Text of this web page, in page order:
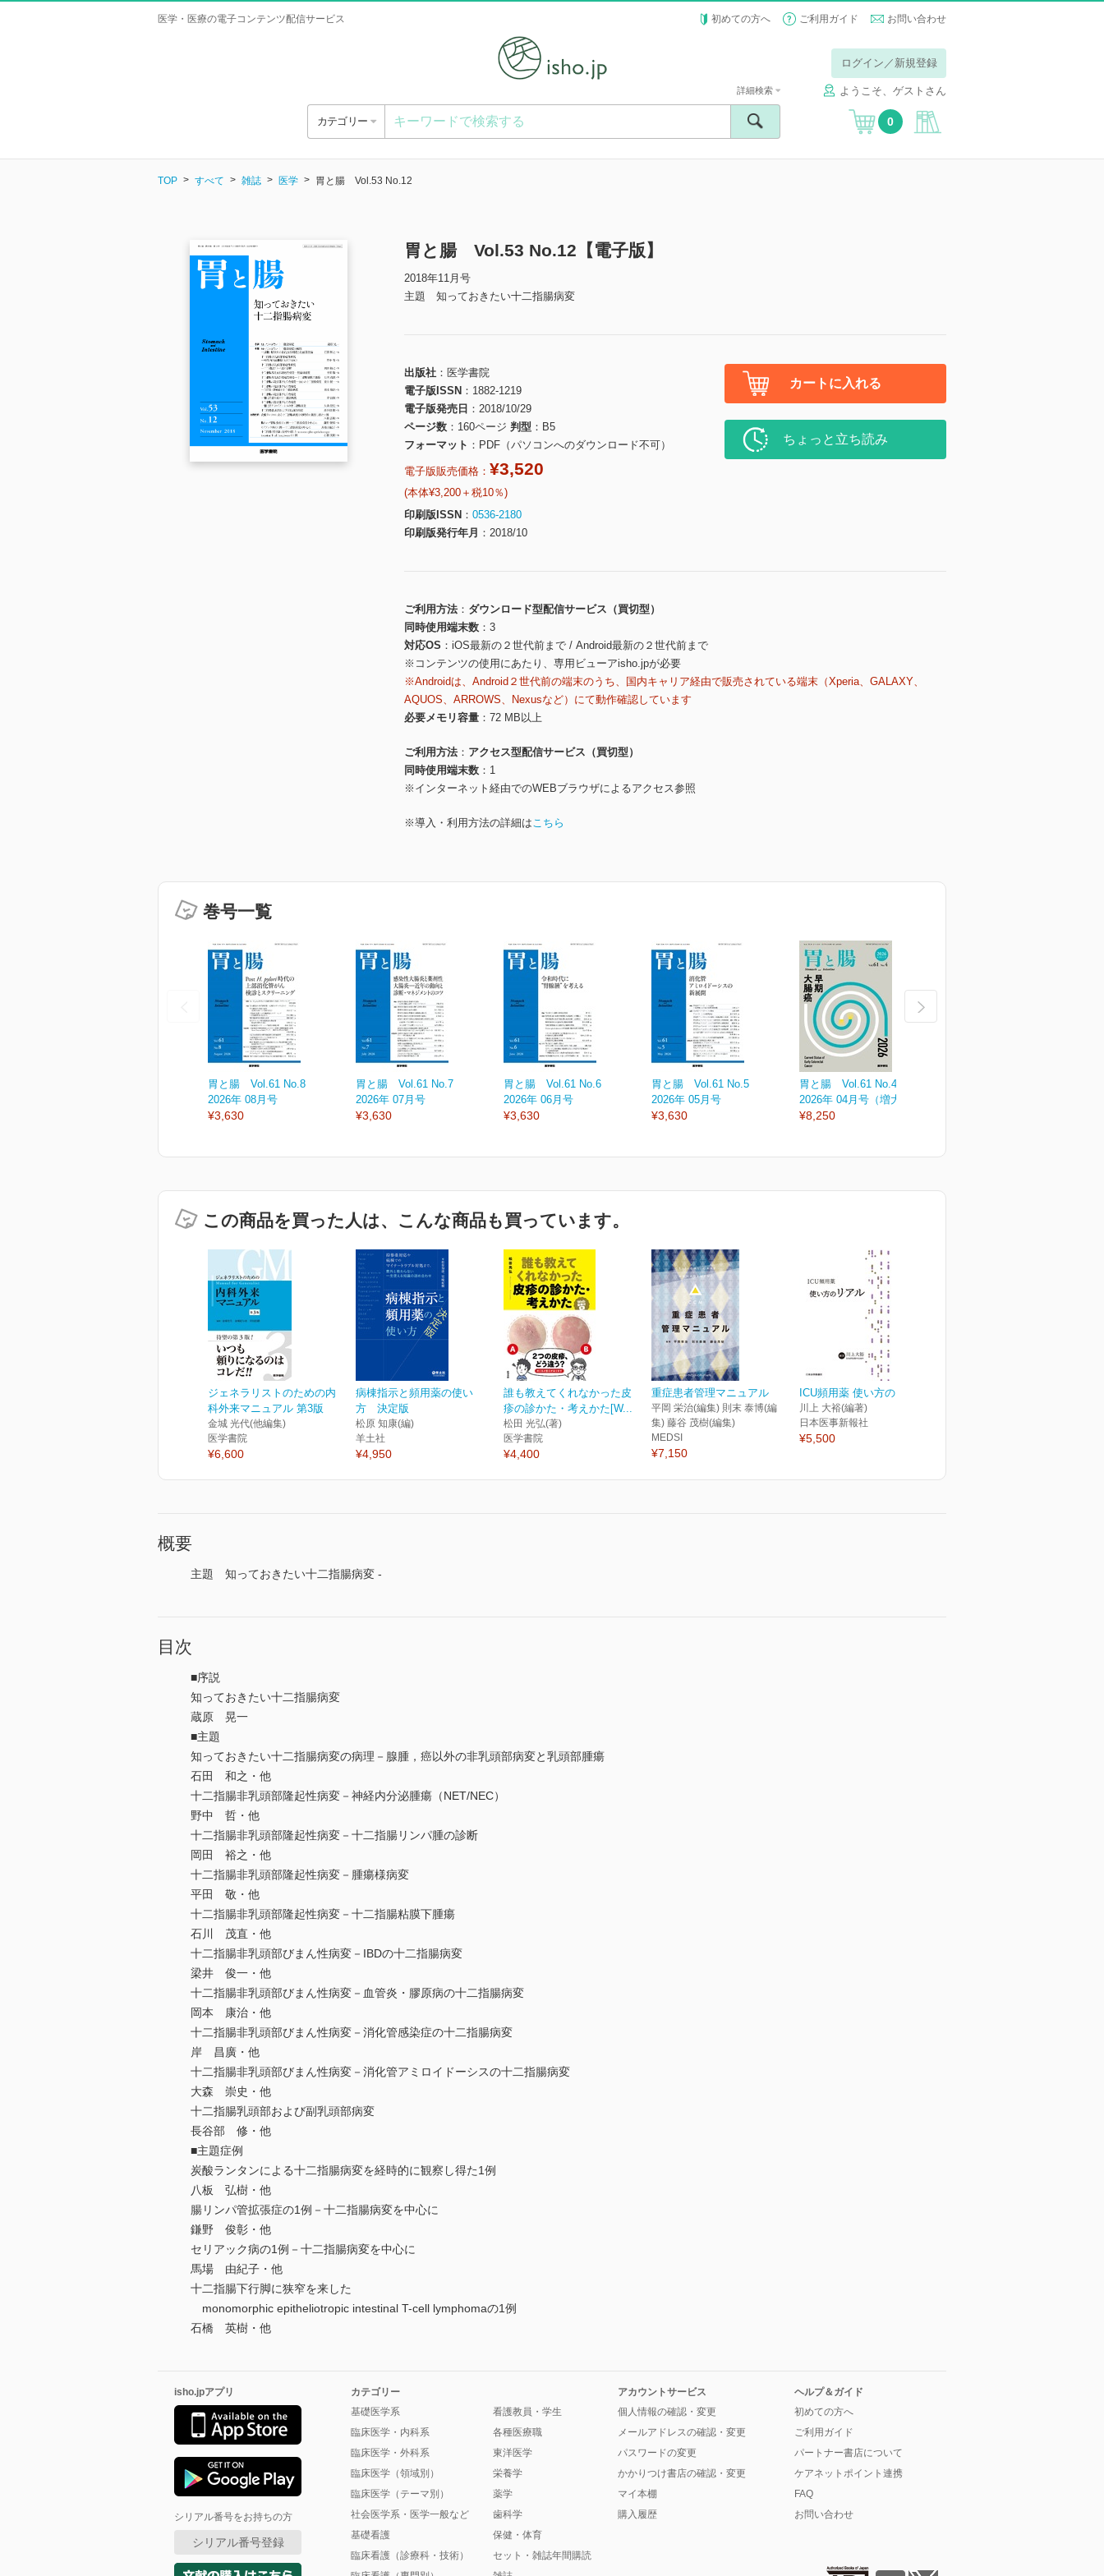
医学・医療の電子コンテンツ配信サービス 初めての方へ ご利用ガイド お問い合わせ
ログイン／新規登録
ようこそ、ゲストさん
カテゴリー
詳細検索
0
TOP すべて 雑誌 医学 胃と腸 Vol.53 No.12
胃と腸 Vol.53 No.12【電子版】
2018年11月号
主題 知っておきたい十二指腸病変
出版社
医学書院
電子版ISSN
1882-1219
電子版発売日
2018/10/29
ページ数
160ページ 判型
B5
フォーマット
PDF（パソコンへのダウンロード不可）
電子版販売価格： ¥3,520
(本体¥3,200＋税10％)
印刷版ISSN
0536-2180
印刷版発行年月
2018/10
カートに入れる
ちょっと立ち読み
ご利用方法
ダウンロード型配信サービス（買切型）
同時使用端末数
3
対応OS
iOS最新の２世代前まで / Android最新の２世代前まで
※コンテンツの使用にあたり、専用ビューアisho.jpが必要
※Androidは、Android２世代前の端末のうち、国内キャリア経由で販売されている端末（Xperia、GALAXY、
AQUOS、ARROWS、Nexusなど）にて動作確認しています
必要メモリ容量
72 MB以上
ご利用方法
アクセス型配信サービス（買切型）
同時使用端末数
1
※インターネット経由でのWEBブラウザによるアクセス参照
※導入・利用方法の詳細はこちら
巻号一覧
胃と腸 Vol.61 No.8
2026年 08月号
¥3,630
胃と腸 Vol.61 No.7
2026年 07月号
¥3,630
胃と腸 Vol.61 No.6
2026年 06月号
¥3,630
胃と腸 Vol.61 No.5
2026年 05月号
¥3,630
胃と腸 Vol.61 No.4
2026年 04月号（増大号）
¥8,250
この商品を買った人は、こんな商品も買っています。
ジェネラリストのための内
科外来マニュアル 第3版
金城 光代(他編集)
医学書院
¥6,600
病棟指示と頻用薬の使い
方 決定版
松原 知康(編)
羊土社
¥4,950
誰も教えてくれなかった皮
疹の診かた・考えかた[W...
松田 光弘(著)
医学書院
¥4,400
重症患者管理マニュアル
平岡 栄治(編集) 則末 泰博(編
集) 藤谷 茂樹(編集)
MEDSI
¥7,150
ICU頻用薬 使い方のリアル
川上 大裕(編著)
日本医事新報社
¥5,500
概要
主題 知っておきたい十二指腸病変 -
目次
■序説
知っておきたい十二指腸病変
蔵原 晃一
■主題
知っておきたい十二指腸病変の病理－腺腫，癌以外の非乳頭部病変と乳頭部腫瘍
石田 和之・他
十二指腸非乳頭部隆起性病変－神経内分泌腫瘍（NET/NEC）
野中 哲・他
十二指腸非乳頭部隆起性病変－十二指腸リンパ腫の診断
岡田 裕之・他
十二指腸非乳頭部隆起性病変－腫瘍様病変
平田 敬・他
十二指腸非乳頭部隆起性病変－十二指腸粘膜下腫瘍
石川 茂直・他
十二指腸非乳頭部びまん性病変－IBDの十二指腸病変
梁井 俊一・他
十二指腸非乳頭部びまん性病変－血管炎・膠原病の十二指腸病変
岡本 康治・他
十二指腸非乳頭部びまん性病変－消化管感染症の十二指腸病変
岸 昌廣・他
十二指腸非乳頭部びまん性病変－消化管アミロイドーシスの十二指腸病変
大森 崇史・他
十二指腸乳頭部および副乳頭部病変
長谷部 修・他
■主題症例
炭酸ランタンによる十二指腸病変を経時的に観察し得た1例
八板 弘樹・他
腸リンパ管拡張症の1例－十二指腸病変を中心に
鎌野 俊彰・他
セリアック病の1例－十二指腸病変を中心に
馬場 由紀子・他
十二指腸下行脚に狭窄を来した
monomorphic epitheliotropic intestinal T-cell lymphomaの1例
石橋 英樹・他
isho.jpアプリ
シリアル番号をお持ちの方
シリアル番号登録
カテゴリー
基礎医学系
臨床医学・内科系
臨床医学・外科系
臨床医学（領域別）
臨床医学（テーマ別）
社会医学系・医学一般など
基礎看護
臨床看護（診療科・技術）
看護教員・学生
各種医療職
東洋医学
栄養学
薬学
歯科学
保健・体育
セット・雑誌年間購読
アカウントサービス
個人情報の確認・変更
メールアドレスの確認・変更
パスワードの変更
かかりつけ書店の確認・変更
マイ本棚
購入履歴
ヘルプ＆ガイド
初めての方へ
ご利用ガイド
パートナー書店について
ケアネットポイント連携
FAQ
お問い合わせ